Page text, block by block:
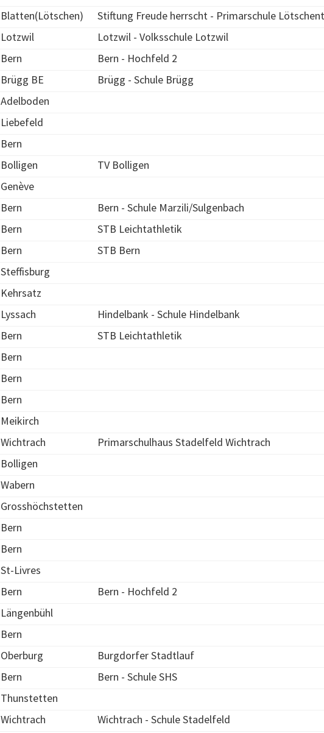
Blatten(Lötschen)
Stiftung Freude herrscht - Primarschule
Lotzwil
Lotzwil - Volksschule Lotzwil
Bern
Bern - Hochfeld 2
Brügg BE
Brügg - Schule Brügg
Adelboden
Liebefeld
Bern
Bolligen
TV Bolligen
Genève
Bern
Bern - Schule Marzili/Sulgenbach
Bern
STB Leichtathletik
Bern
STB Bern
Steffisburg
Kehrsatz
Lyssach
Hindelbank - Schule Hindelbank
Bern
STB Leichtathletik
Bern
Bern
Bern
Meikirch
Wichtrach
Primarschulhaus Stadelfeld Wichtrach
Bolligen
Wabern
Grosshöchstetten
Bern
Bern
St-Livres
Bern
Bern - Hochfeld 2
Längenbühl
Bern
Oberburg
Burgdorfer Stadtlauf
Bern
Bern - Schule SHS
Thunstetten
Wichtrach
Wichtrach - Schule Stadelfeld